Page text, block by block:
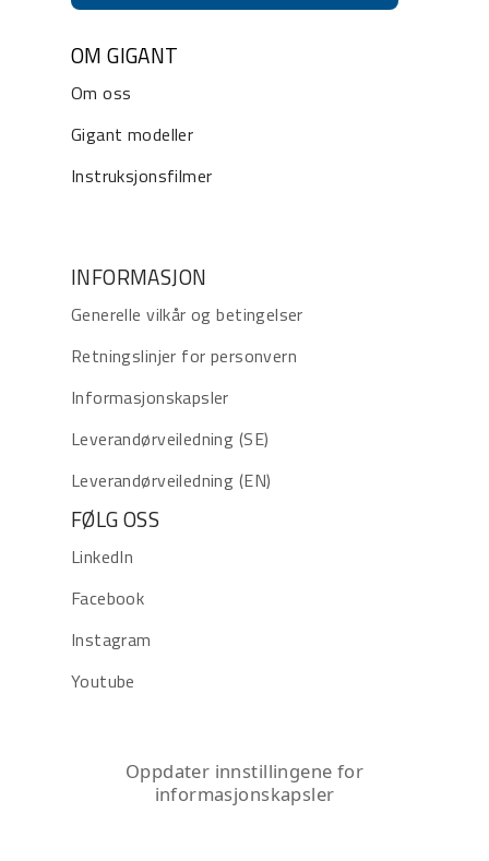
OM GIGANT
Om oss
Gigant modeller
Instruksjonsfilmer
INFORMASJON
Generelle vilkår og betingelser
Retningslinjer for personvern
Informasjonskapsler
Leverandørveiledning (SE)
Leverandørveiledning (EN)
FØLG OSS
LinkedIn
Facebook
Instagram
Youtube
Oppdater innstillingene for
informasjonskapsler